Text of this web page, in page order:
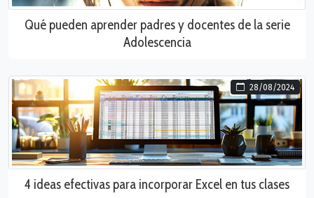
Qué pueden aprender padres y docentes de la serie
Adolescencia
28/08/2024
4 ideas efectivas para incorporar Excel en tus clases